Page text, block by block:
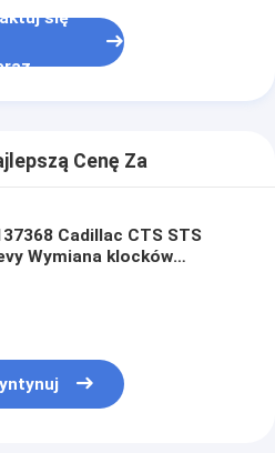
się
Cenę Za
Cadillac CTS STS
Wymiana klocków